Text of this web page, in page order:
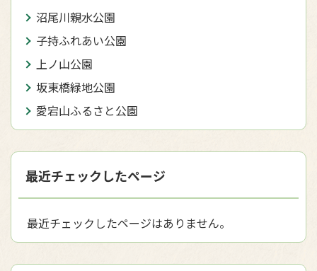
沼尾川親水公園
子持ふれあい公園
上ノ山公園
坂東橋緑地公園
愛宕山ふるさと公園
最近チェックしたページ
最近チェックしたページはありません。